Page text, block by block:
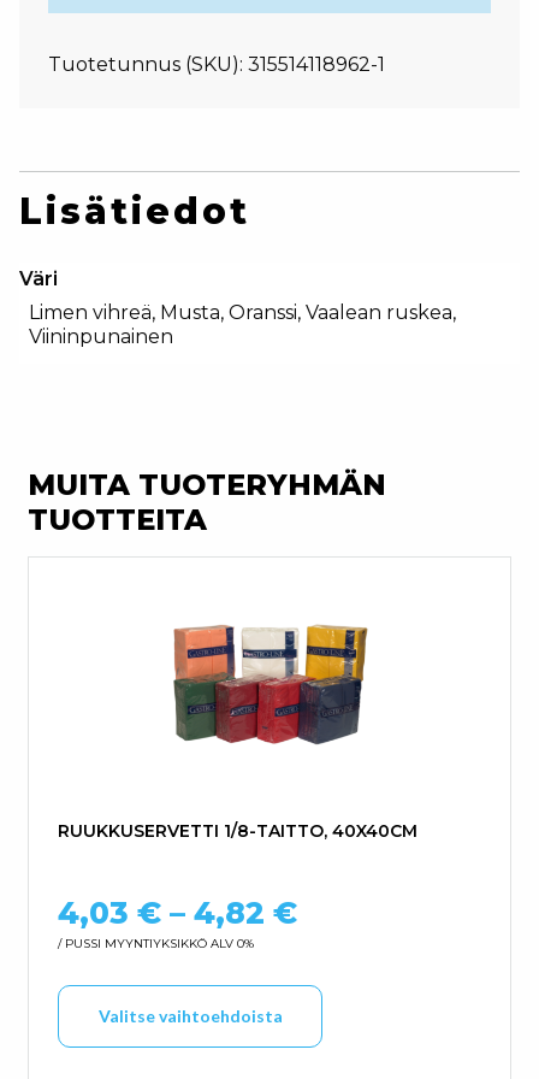
Tuotetunnus (SKU): 315514118962-1
Lisätiedot
Väri
Limen vihreä, Musta, Oranssi, Vaalean ruskea,
Viininpunainen
MUITA TUOTERYHMÄN
TUOTTEITA
RUUKKUSERVETTI 1/8-TAITTO, 40X40CM
4,03 € – 4,82 €Hintaluokka:
/ PUSSI MYYNTIYKSIKKÖ ALV 0%
Valitse vaihtoehdoista
Tällä tuotteella on